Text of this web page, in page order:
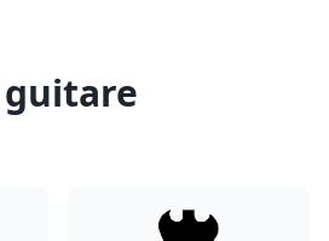
guitare